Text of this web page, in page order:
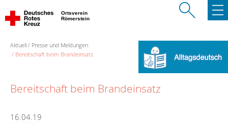
Ortsverein
Römerstein
Aktuell
Presse und Meldungen
Bereitschaft beim Brandeinsatz
Bereitschaft beim Brandeinsatz
16.04.19